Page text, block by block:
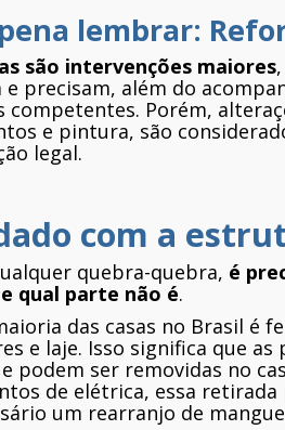
lembrar:
são intervenções maiores
precisam, além do
competentes. Porém,
e pintura, são
legal.
com a
quebra-quebra, é
qual parte não é.
das casas no Brasil é
e laje. Isso significa que
podem ser removidas no
de elétrica, essa
um rearranjo de